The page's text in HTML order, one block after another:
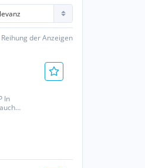
der Anzeigen
In